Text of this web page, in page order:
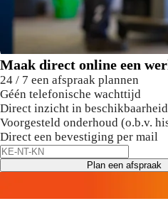
Maak direct online een
24 / 7 een afspraak plannen
Géén telefonische wachttijd
Direct inzicht in beschikbaarheid
Voorgesteld onderhoud (o.b.v.
Direct een bevestiging per mail
Plan een afspraak